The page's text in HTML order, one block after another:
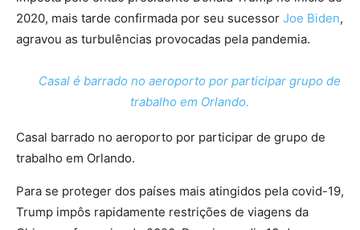
2020, mais tarde confirmada por seu sucessor Joe Biden,
agravou as turbulências provocadas pela pandemia.
Casal é barrado no aeroporto por participar grupo de
trabalho em Orlando.
Casal barrado no aeroporto por participar de grupo de
trabalho em Orlando.
Para se proteger dos países mais atingidos pela covid-19,
Trump impôs rapidamente restrições de viagens da